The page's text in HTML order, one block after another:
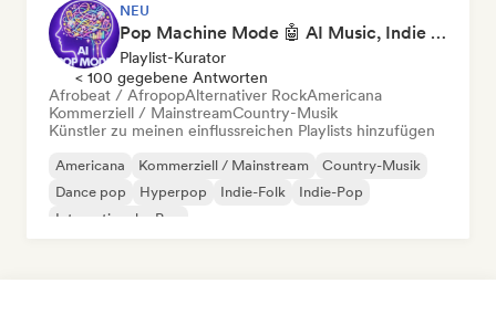
NEU
Pop Machine Mode 🤖 AI Music, Indie Pop & Dream Pop
Playlist-Kurator
< 100 gegebene Antworten
Afrobeat / AfropopAlternativer RockAmericana
Kommerziell / MainstreamCountry-Musik
Künstler zu meinen einflussreichen Playlists hinzufügen
Americana Kommerziell / Mainstream
Country-Musik
Dance pop
Hyperpop Indie-Folk
Indie-Pop
Internationaler Pop